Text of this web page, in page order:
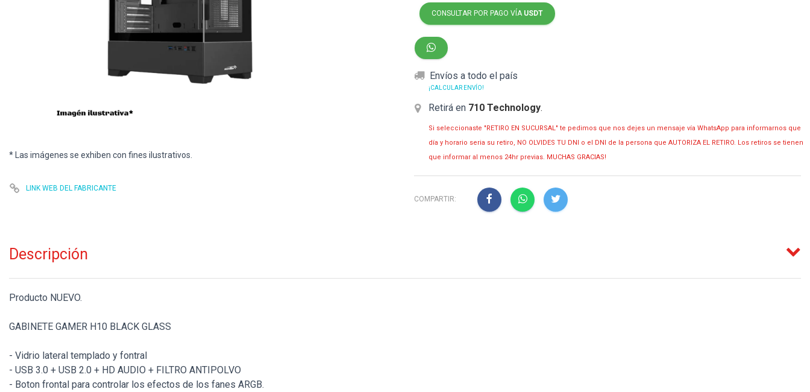
* Las imágenes se exhiben con fines ilustrativos.
LINK WEB DEL FABRICANTE
CONSULTAR POR PAGO VÍA USDT
Envíos a todo el país
¡CALCULAR ENVÍO!
Retirá en 710 Technology.
Si seleccionaste "RETIRO EN SUCURSAL" te pedimos que nos dejes un mensaje vía WhatsApp para informarnos que
día y horario seria su retiro, NO OLVIDES TU DNI o el DNI de la persona que AUTORIZA EL RETIRO. Los retiros se tienen
que informar al menos 24hr previas. MUCHAS GRACIAS!
COMPARTIR:
Descripción
Producto NUEVO.
GABINETE GAMER H10 BLACK GLASS
- Vidrio lateral templado y fontral
- USB 3.0 + USB 2.0 + HD AUDIO + FILTRO ANTIPOLVO
- Boton frontal para controlar los efectos de los fanes ARGB.